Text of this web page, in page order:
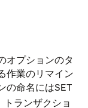
オプションのタ
作業のリマイン
の命名にはSET
トランザクショ